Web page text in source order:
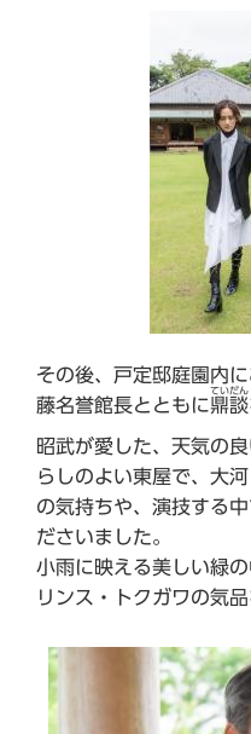
その後、戸定邸庭園内に
藤名誉館長とともに鼎談
ていだん
昭武が愛した、天気の
らしのよい東屋で、大
の気持ちや、演技する
ださいました。
小雨に映える美しい緑
リンス・トクガワの気品